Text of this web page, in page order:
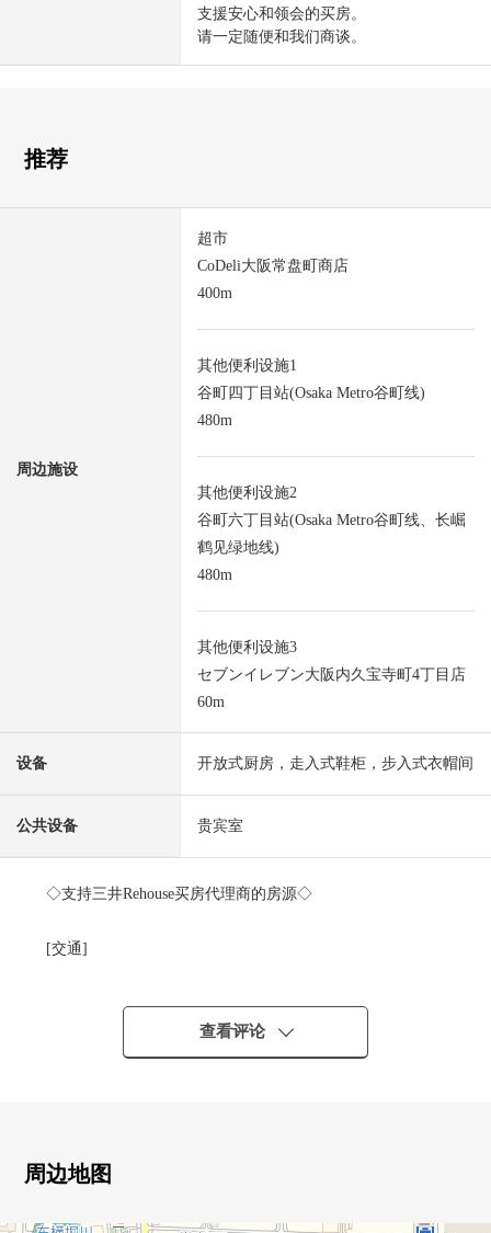
支援安心和领会的买房。
请一定随便和我们商谈。
推荐
周边施设
超市
CoDeli大阪常盘町商店
400m
其他便利设施1
谷町四丁目站(Osaka Metro谷町线)
480m
其他便利设施2
谷町六丁目站(Osaka Metro谷町线、长崛
鹤见绿地线)
480m
其他便利设施3
セブンイレブン大阪内久宝寺町4丁目店
60m
设备 开放式厨房，走入式鞋柜，步入式衣帽间
公共设备 贵宾室
◇支持三井Rehouse买房代理商的房源◇
[交通]
・大阪Metro谷町线"谷町六丁目"车站步行6分钟
・大阪Metro谷町线"松屋町"车站步行6分钟
・L字型的厨房
・在门口，走入式鞋柜有
查看评论
周边地图